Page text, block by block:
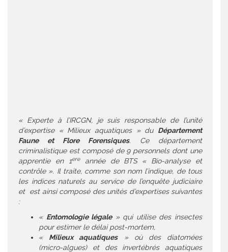
« Experte à l’IRCGN, je suis responsable de l’unité
d’expertise « Milieux aquatiques » du Département
Faune et Flore Forensiques. Ce département
criminalistique est composé de 9 personnels dont une
apprentie en 1ereannée de BTS « Bio-analyse et
contrôle ». Il traite, comme son nom l’indique, de tous
les indices naturels au service de l’enquête judiciaire
et est ainsi composé des unités d’expertises suivantes
:
« Entomologie légale» qui utilise des insectes
pour estimer le délai post-mortem,
« Milieux aquatiques» où des diatomées
(micro-algues) et des invertébrés aquatiques